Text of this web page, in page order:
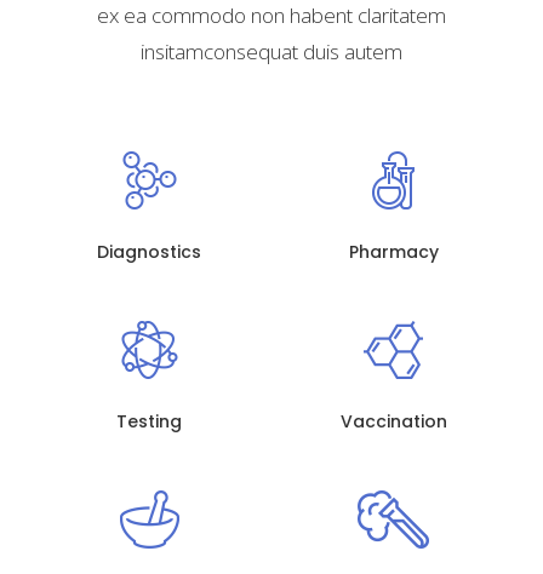
ex ea commodo non habent claritatem
insitamconsequat duis autem
Diagnostics Pharmacy
Testing Vaccination